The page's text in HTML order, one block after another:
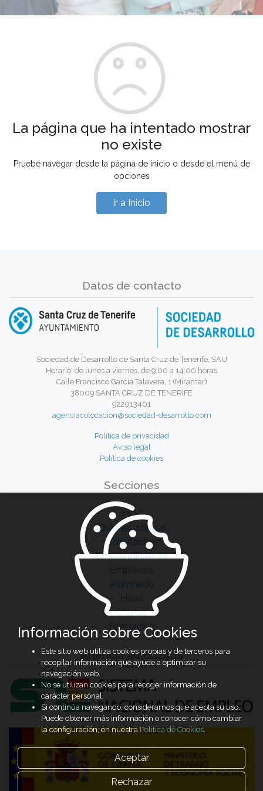
La página que ha intentado mostrar
no existe
Pruebe navegar desde la página de inicio o desde el menú de
opciones
Ir a Inicio
Datos de contacto
Sociedad de Desarrollo de Santa Cruz de Tenerife, SAU
Horario: de lunes a viernes, de 9:00 a 14:00 horas
Calle Francisco García Talavera, 1 (Miramar)
38009 SANTA CRUZ DE TENERIFE
922013401
agenciacolocacion@sociedad-desarrollo.com
Política de privacidad
Aviso legal
Política de cookies
Secciones
Inicio
Quiénes somos
Solicitantes
Emprendimiento
Empresas
Alumnado
Hitos
Ofertas
Formación
Agencia autorizada
Información sobre Cookies
Este sitio web utiliza cookies propias y de terceros para
recopilar información que ayude a optimizar su
navegación web.
No se utilizan cookies para recoger información de
carácter personal.
Si continúa navegando, consideramos que acepta su uso.
Puede obtener más información o conocer cómo cambiar
la configuración, en nuestraPolítica de Cookies.
Aceptar
Rechazar